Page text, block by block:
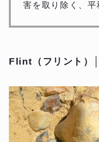
害を取り除く、
Flint（フリント）